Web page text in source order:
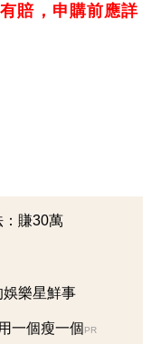
賠，申購前應詳
：賺30萬
樂星鮮事
一個瘦一個PR